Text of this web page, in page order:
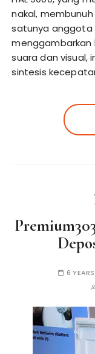
nakal,
satunya anggota
menggambarkan
suara dan visual,
sintesis
6